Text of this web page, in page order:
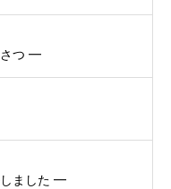
つ ━
ました ━